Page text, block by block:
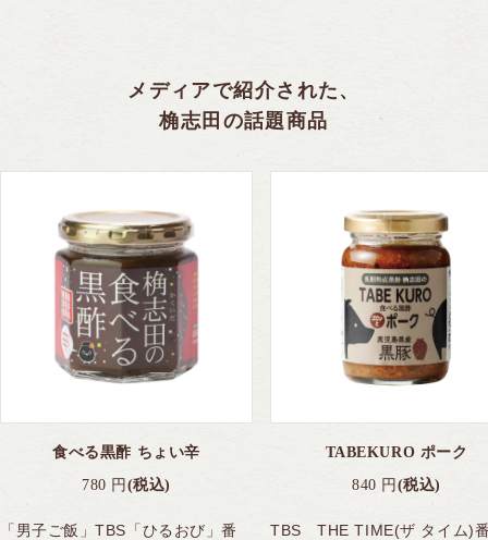
メディアで紹介された、
桷志田の話題商品
食べる黒酢 ちょい辛
780 円 (税込)
「男子ご飯」TBS「ひるおび」番
TABEKURO ポーク
840 円 (税込)
TBS THE TIME(ザ タイム)